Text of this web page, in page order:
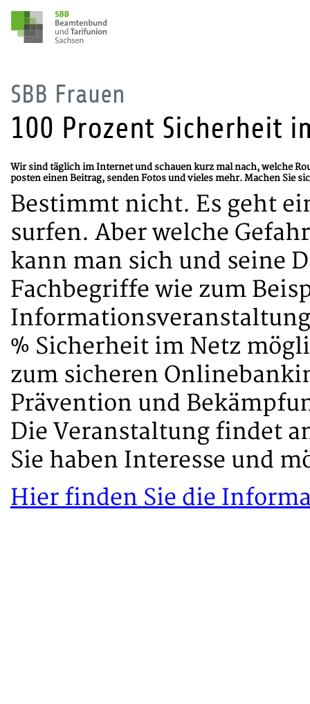
SBB Frauen
100 Prozent Sicherheit
Wir sind täglich im Internet und schauen kurz mal nach, welche
posten einen Beitrag, senden Fotos und vieles mehr. Machen Sie
Bestimmt nicht. Es geht
surfen. Aber welche
kann man sich und seine
Fachbegriffe wie zum
% Sicherheit im Netz
zum sicheren
Prävention und
Die Veranstaltung findet
Sie haben Interesse und
Hier finden Sie die